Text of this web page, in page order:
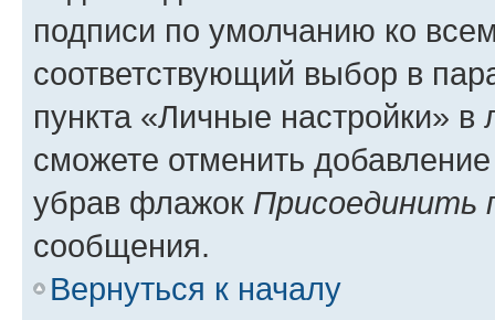
подписи по умолчанию ко
соответствующий выбор в
пункта «Личные настройки»
сможете отменить
убрав флажок Присоединить
сообщения.
Вернуться к началу